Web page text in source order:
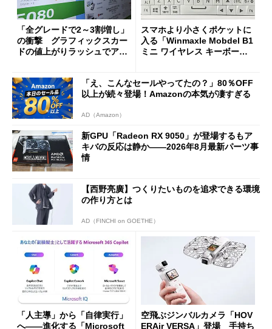
「全グレードで2～3割増し」
の衝撃 グラフィックスカー
ドの値上がりラッシュでアキ
スマホより小さくポケットに
入る「Winmaxle Mobdel B1
ミニ ワイヤレス キーボー
「え、こんなセールやってたの？」80％OFF
以上が続々登場！Amazonの本気が凄すぎる
AD（Amazon）
新GPU「Radeon RX 9050」が登場するもア
キバの反応は静か――2026年8月最新パーツ事
情
【西野亮廣】つくりたいものを追求できる環境
の作り方とは
AD（FINCHI on GOETHE）
「人主導」から「自律実行」
へ――進化する「Microsoft
空飛ぶジンバルカメラ「HOV
ERAir VERSA」登場 手持ち